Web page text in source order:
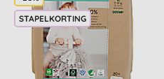
STAPELKORTING